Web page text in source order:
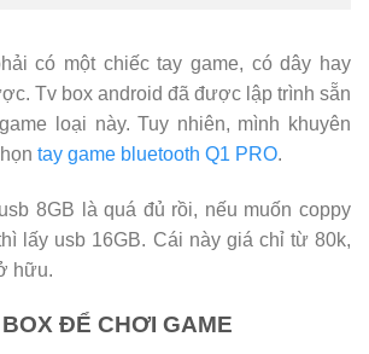
có một chiếc tay game, có dây hay
Tv box android đã được lập trình sẵn
loại này. Tuy nhiên, mình khuyên
tay game bluetooth Q1 PRO.
8GB là quá đủ rồi, nếu muốn coppy
lấy usb 16GB. Cái này giá chỉ từ 80k,
hữu.
ĐỂ CHƠI GAME